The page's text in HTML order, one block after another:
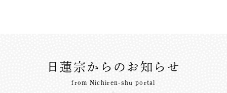
日蓮宗からのお知らせ
from Nichiren-shu portal